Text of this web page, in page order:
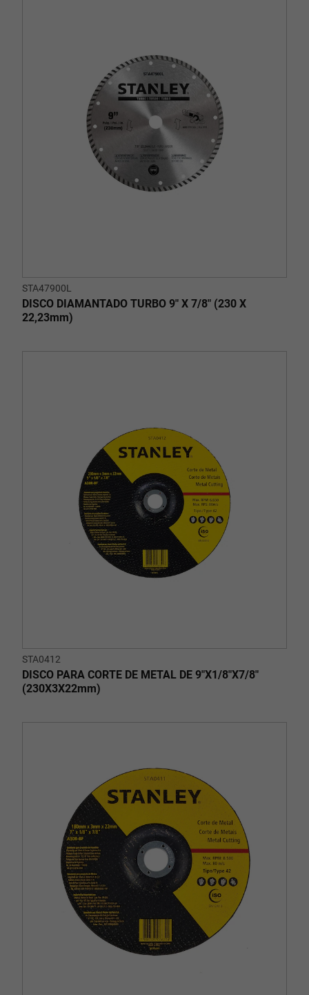
STA47900L
DISCO DIAMANTADO TURBO 9" X 7/8" (230 X
22,23mm)
STA0412
DISCO PARA CORTE DE METAL DE 9"X1/8"X7/8"
(230X3X22mm)